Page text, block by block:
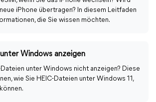
iPhone übertragen? In diesem Leitfaden
die Sie wissen möchten.
Windows anzeigen
Dateien unter Windows nicht anzeigen? Diese
wie Sie HEIC-Dateien unter Windows 11,